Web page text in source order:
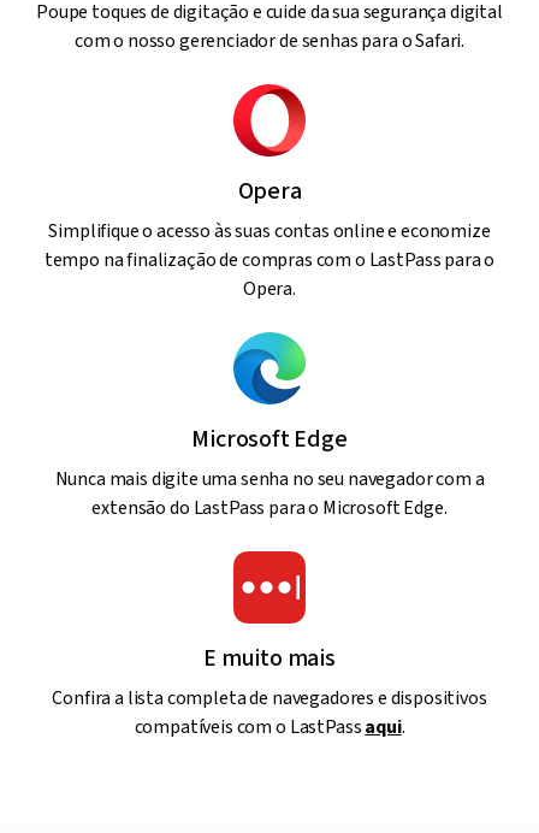
Poupe toques de digitação e cuide da sua segurança digital
com o nosso gerenciador de senhas para o Safari.
Opera
Simplifique o acesso às suas contas online e economize
tempo na finalização de compras com o LastPass para o
Opera.
Microsoft Edge
Nunca mais digite uma senha no seu navegador com a
extensão do LastPass para o Microsoft Edge.
E muito mais
Confira a lista completa de navegadores e dispositivos
compatíveis com o LastPassaqui.